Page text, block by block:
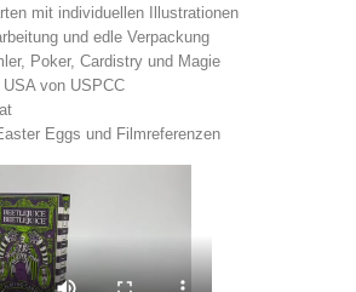
mit individuellen Illustrationen
und edle Verpackung
Poker, Cardistry und Magie
von USPCC
Eggs und Filmreferenzen